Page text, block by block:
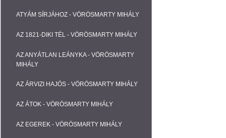
ATYÁM SÍRJÁHOZ - VÖRÖSMARTY MIHÁLY
AZ 1821-DIKI TÉL - VÖRÖSMARTY MIHÁLY
AZ ANYÁTLAN LEÁNYKA - VÖRÖSMARTY
MIHÁLY
AZ ÁRVIZI HAJÓS - VÖRÖSMARTY MIHÁLY
AZ ÁTOK - VÖRÖSMARTY MIHÁLY
AZ EGEREK - VÖRÖSMARTY MIHÁLY